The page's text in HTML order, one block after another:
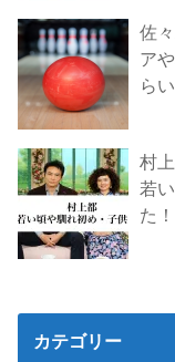
佐
ア
ら
村
若
た！
カテゴリー